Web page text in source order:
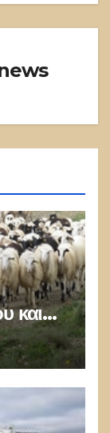
news
και
του!